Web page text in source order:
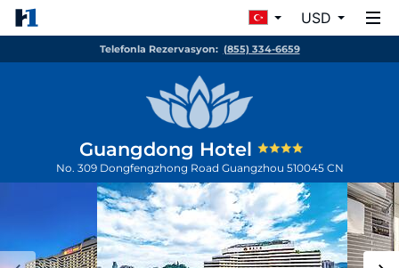
USD
Telefonla Rezervasyon: (855) 334-6659
Guangdong Hotel
No. 309 Dongfengzhong Road Guangzhou 510045 CN